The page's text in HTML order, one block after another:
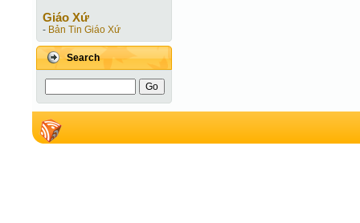
Giáo Xứ
- Bản Tin Giáo Xứ
Search